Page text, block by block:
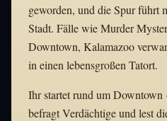
geworden, und die Spur führt
Stadt. Fälle wie Murder
Downtown, Kalamazoo
in einen lebensgroßen Tatort.
Ihr startet rund um Downtown
befragt Verdächtige und lest